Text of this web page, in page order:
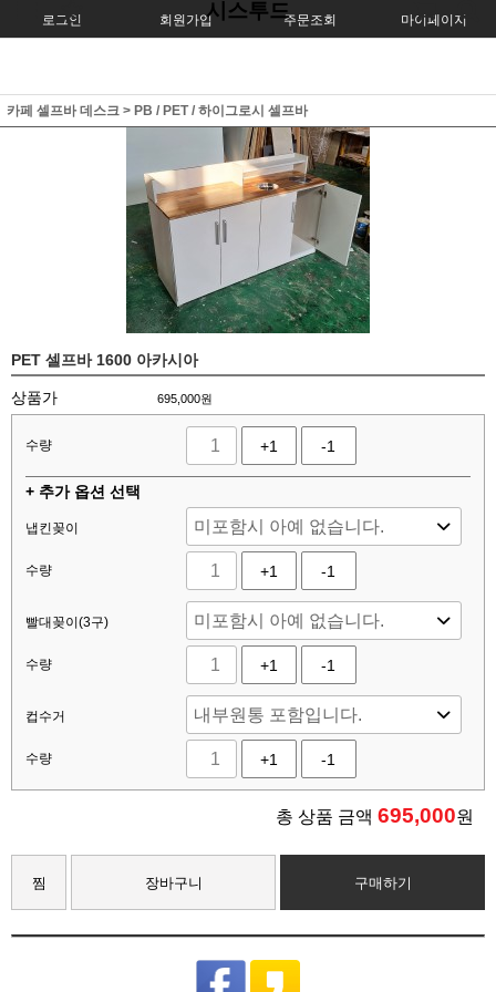
로그인 회원가입 주문조회 마이페이지
시스투드
카페 셀프바 데스크 > PB / PET / 하이그로시 셀프바
PET 셀프바 1600 아카시아
상품가 695,000원
수량 +1 -1
+ 추가 옵션 선택
냅킨꽂이
수량 +1 -1
빨대꽂이(3구)
수량 +1 -1
컵수거
수량 +1 -1
총 상품 금액 695,000원
찜 장바구니 구매하기